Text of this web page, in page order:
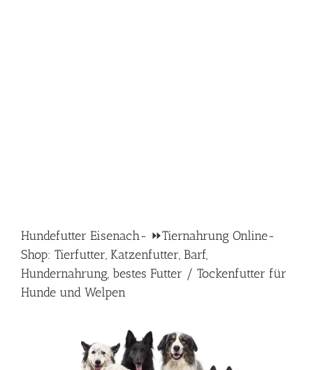
Hundefutter Eisenach- ⏩Tiernahrung Online-
Shop: Tierfutter, Katzenfutter, Barf,
Hundernahrung, bestes Futter / Tockenfutter für
Hunde und Welpen